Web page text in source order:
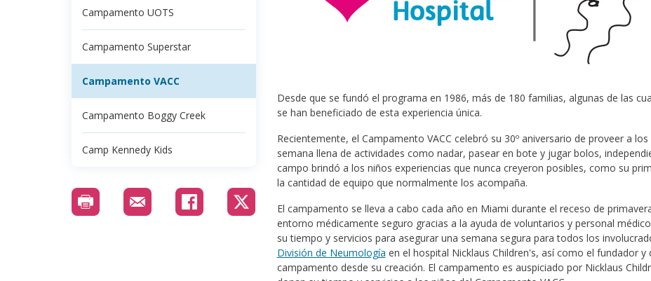
Campamento UOTS
Campamento Superstar
Campamento VACC
Campamento Boggy Creek
Camp Kennedy Kids
Desde que se fundó el programa en 1986, más de 180 familias, algunas de las
se han beneficiado de esta experiencia única.
Recientemente, el Campamento VACC celebró su 30º aniversario de proveer a
semana llena de actividades como nadar, pasear en bote y jugar bolos,
campo brindó a los niños experiencias que nunca creyeron posibles, como su
la cantidad de equipo que normalmente los acompaña.
El campamento se lleva a cabo cada año en Miami durante el receso de
entorno médicamente seguro gracias a la ayuda de voluntarios y personal
su tiempo y servicios para asegurar una semana segura para todos los
División de Neumología en el hospital Nicklaus Children's, así como el fundador
campamento desde su creación. El campamento es auspiciado por Nicklaus